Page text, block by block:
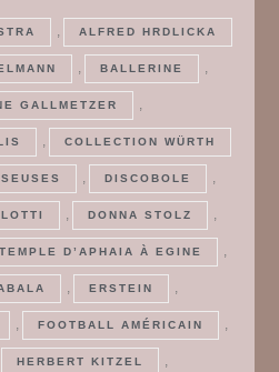
, ALFRED HRDLICKA
, BALLERINE ,
GALLMETZER ,
, COLLECTION WÜRTH
, DISCOBOLE ,
, DONNA STOLZ ,
D’APHAIA À EGINE ,
, ERSTEIN ,
, FOOTBALL AMÉRICAIN ,
HERBERT KITZEL ,